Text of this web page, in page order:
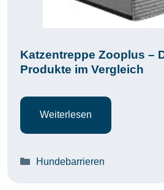
Katzentreppe Zooplus –
Produkte im Vergleich
Weiterlesen
Kategorien
Hundebarrieren